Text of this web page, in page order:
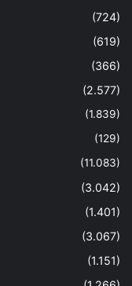
(724)
(619)
(366)
(2.577)
(1.839)
(129)
(11.083)
(3.042)
(1.401)
(3.067)
(1.151)